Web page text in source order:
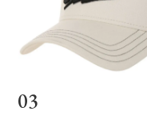
03